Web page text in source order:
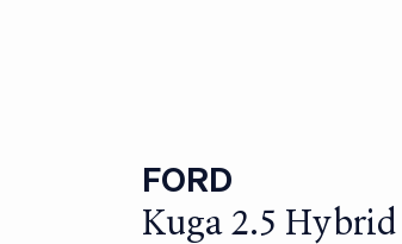
FORD
Kuga 2.5